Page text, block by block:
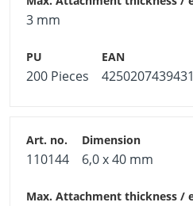
3 mm
200 Pieces 4250207439431
110144 6,0 x 40 mm